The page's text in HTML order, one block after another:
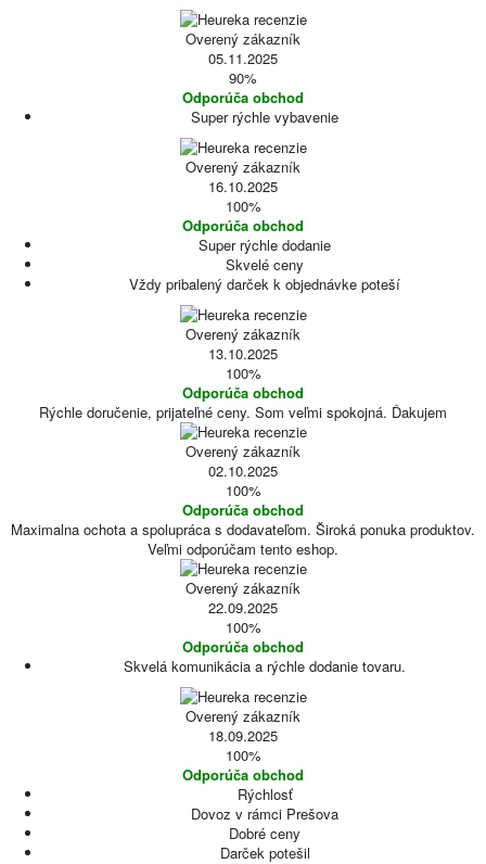
Overený zákazník
05.11.2025
90%
Odporúča obchod
Super rýchle vybavenie
Overený zákazník
16.10.2025
100%
Odporúča obchod
Super rýchle dodanie
Skvelé ceny
Vždy pribalený darček k objednávke poteší
Overený zákazník
13.10.2025
100%
Odporúča obchod
Rýchle doručenie, prijateľné ceny. Som veľmi spokojná. Ďakujem
Overený zákazník
02.10.2025
100%
Odporúča obchod
Maximalna ochota a spolupráca s dodavateľom. Široká ponuka produktov.
Veľmi odporúčam tento eshop.
Overený zákazník
22.09.2025
100%
Odporúča obchod
Skvelá komunikácia a rýchle dodanie tovaru.
Overený zákazník
18.09.2025
100%
Odporúča obchod
Rýchlosť
Dovoz v rámci Prešova
Dobré ceny
Darček potešil